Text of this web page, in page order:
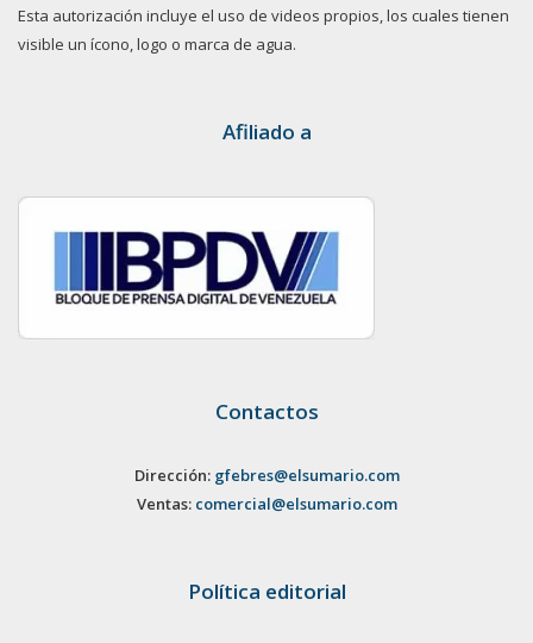
Esta autorización incluye el uso de videos propios, los cuales tienen
visible un ícono, logo o marca de agua.
Afiliado a
Contactos
Dirección: gfebres@elsumario.com
Ventas: comercial@elsumario.com
Política editorial